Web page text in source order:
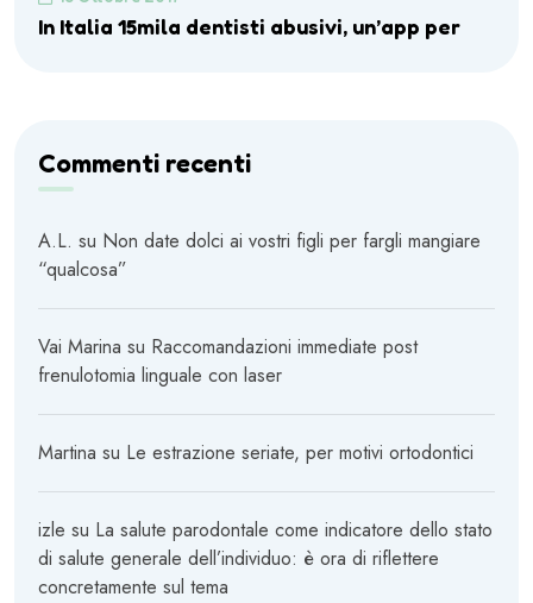
In Italia 15mila dentisti abusivi, un’app per
Commenti recenti
A.L. su Non date dolci ai vostri figli per fargli mangiare
“qualcosa”
Vai Marina su Raccomandazioni immediate post
frenulotomia linguale con laser
Martina su Le estrazione seriate, per motivi ortodontici
izle su La salute parodontale come indicatore dello stato
di salute generale dell’individuo: è ora di riflettere
concretamente sul tema